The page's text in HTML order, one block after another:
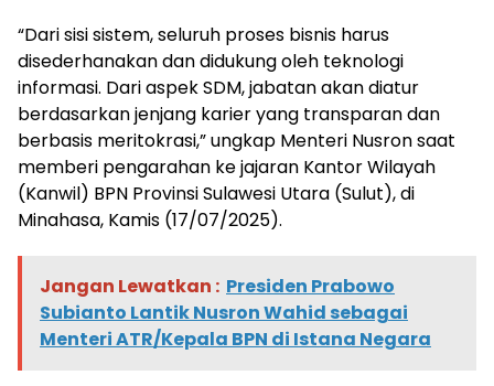
“Dari sisi sistem, seluruh proses bisnis harus
disederhanakan dan didukung oleh teknologi
informasi. Dari aspek SDM, jabatan akan diatur
berdasarkan jenjang karier yang transparan dan
berbasis meritokrasi,” ungkap Menteri Nusron saat
memberi pengarahan ke jajaran Kantor Wilayah
(Kanwil) BPN Provinsi Sulawesi Utara (Sulut), di
Minahasa, Kamis (17/07/2025).
Jangan Lewatkan : Presiden Prabowo
Subianto Lantik Nusron Wahid sebagai
Menteri ATR/Kepala BPN di Istana Negara